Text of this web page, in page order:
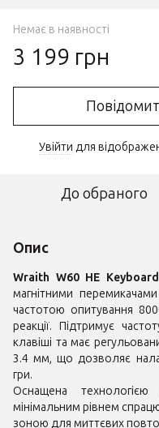
Немає в наявності
3 199 грн
Увійти для
До обраного
Опис
Wraith W60 HE Keyboard
магнітними
частотою опитування
реакції. Підтримує
клавіші та має
3.4 мм, що дозволяє
гри.
Оснащена
мінімальним рівнем
зоною для миттєвих